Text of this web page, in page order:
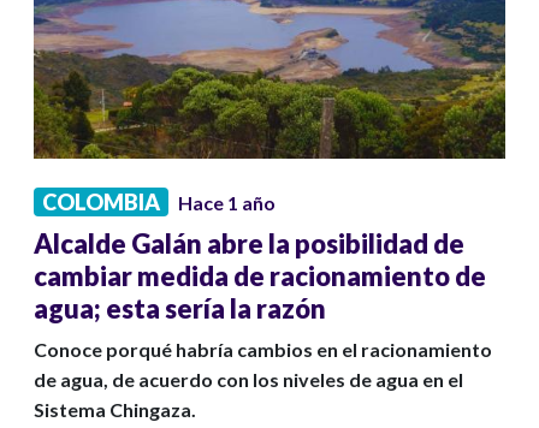
COLOMBIA Hace 1 año
Alcalde Galán abre la posibilidad de
cambiar medida de racionamiento de
agua; esta sería la razón
Conoce porqué habría cambios en el racionamiento
de agua, de acuerdo con los niveles de agua en el
Sistema Chingaza.